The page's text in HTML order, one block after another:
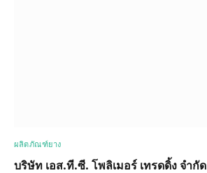
ผลิตภัณฑ์ยาง
บริษัท เอส.ที.ซี. โพลิเมอร์ เทรดดิ้ง จำกัด